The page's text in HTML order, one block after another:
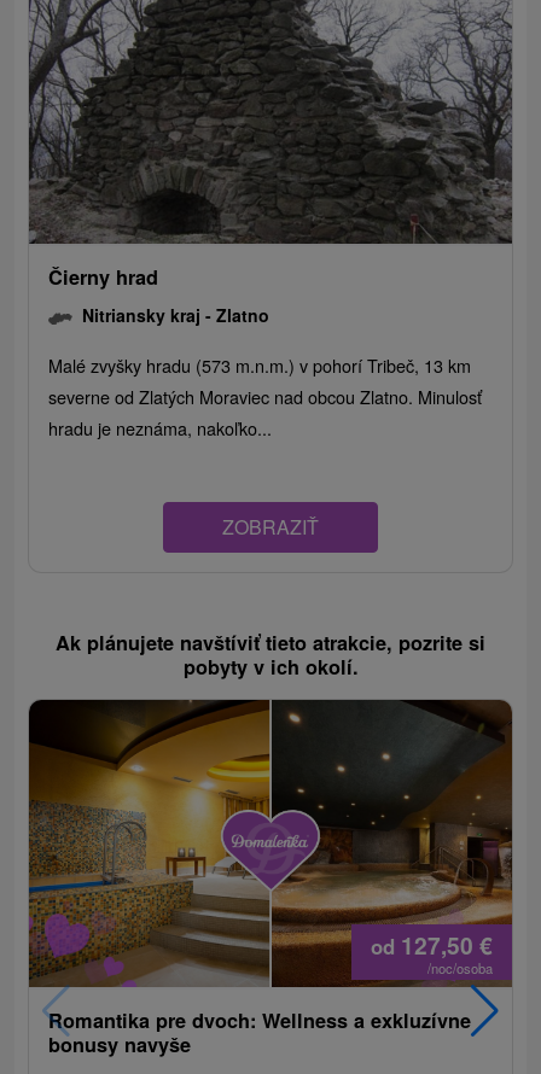
Čierny hrad
Nitriansky kraj -Zlatno
Malé zvyšky hradu (573 m.n.m.) v pohorí Tribeč, 13 km
severne od Zlatých Moraviec nad obcou Zlatno. Minulosť
hradu je neznáma, nakoľko...
ZOBRAZIŤ
Ak plánujete navštíviť tieto atrakcie, pozrite si
pobyty v ich okolí.
od 127,50€
/noc/osoba
Romantika pre dvoch: Wellness a exkluzívne
bonusy navyše